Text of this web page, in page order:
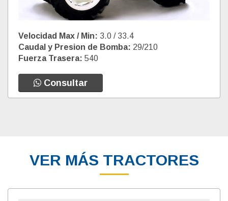
Velocidad Max / Min: 3.0 / 33.4
Caudal y Presion de Bomba: 29/210
Fuerza Trasera: 540
Consultar
VER MÁS TRACTORES